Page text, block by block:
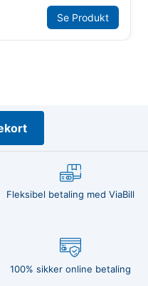
Se Produkt
Fleksibel betaling med ViaBill
100% sikker online betaling